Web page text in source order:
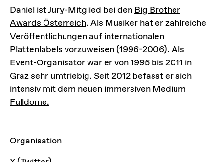
Daniel ist Jury-Mitglied bei denBig Brother
Awards Österreich. Als Musiker hat er zahlreiche
Veröffentlichungen auf internationalen
Plattenlabels vorzuweisen (1996-2006). Als
Event-Organisator war er von 1995 bis 2011 in
Graz sehr umtriebig. Seit 2012 befasst er sich
intensiv mit dem neuen immersiven Medium
Fulldome.
LINKS
Organisation